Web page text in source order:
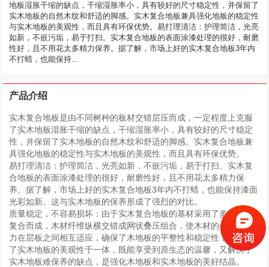
地板湿胀干缩的缺点，干缩湿胀率小，具有较好的尺寸稳定性，并保留了
实木地板的自然木纹和舒适的脚感。实木复合地板兼具强化地板的稳定性
与实木地板的美观性，而且具有环保优势。易打理清洁：护理简洁，光亮
如新，不嵌污垢，易于打扫。实木复合地板的表面涂漆处理的很好，耐磨
性好，且不用花太多精力保养。据了解，市场上好的实木复合地板3年内
不打蜡，也能保持...
产品介绍
实木复合地板是由不同树种的板材交错层压而成，一定程度上克服
了实木地板湿胀干缩的缺点，干缩湿胀率小，具有较好的尺寸稳定
性，并保留了实木地板的自然木纹和舒适的脚感。实木复合地板兼
具强化地板的稳定性与实木地板的美观性，而且具有环保优势。
易打理清洁：护理简洁，光亮如新，不嵌污垢，易于打扫。实木复
合地板的表面涂漆处理的很好，耐磨性好，且不用花太多精力保
养。据了解，市场上好的实木复合地板3年内不打蜡，也能保持漆面
光彩如新。这与实木地板的保养形成了强烈的对比。
质量稳定，不容易损坏：由于实木复合地板的基材采用了多层单板
复合而成，木材纤维纵横交错成网状叠压组合，使木材的各种内应
力在层板之间相互适应，确保了木地板的平整性和稳定性，并保留
了实木地板的美观性于一体，既能享受到原生态的温馨，又解决了
实木地板难保养的缺点，是强化木地板和实木地板的美好结晶。